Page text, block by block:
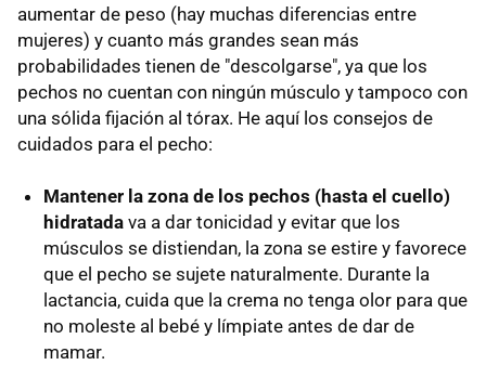
aumentar de peso (hay muchas diferencias entre
mujeres) y cuanto más grandes sean más
probabilidades tienen de "descolgarse", ya que los
pechos no cuentan con ningún músculo y tampoco con
una sólida fijación al tórax. He aquí los consejos de
cuidados para el pecho:
Mantener la zona de los pechos (hasta el cuello)
hidratada va a dar tonicidad y evitar que los
músculos se distiendan, la zona se estire y favorece
que el pecho se sujete naturalmente. Durante la
lactancia, cuida que la crema no tenga olor para que
no moleste al bebé y límpiate antes de dar de
mamar.